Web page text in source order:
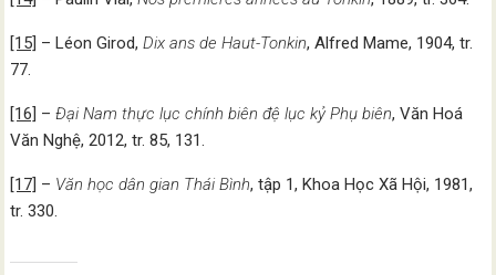
[15] – Léon Girod,Dix ans de Haut-Tonkin, Alfred Mame, 1904, tr.
77.
[16] –Đại Nam thực lục chính biên đệ lục kỷ Phụ biên, Văn Hoá
Văn Nghệ, 2012, tr. 85, 131.
[17] – Văn học dân gian Thái Bình, tập 1, Khoa Học Xã Hội, 1981,
tr. 330.